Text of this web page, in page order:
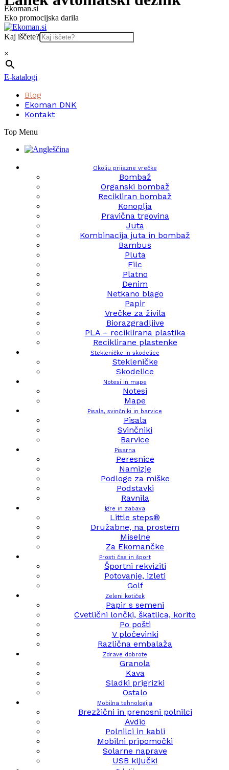
Skip
to
content
Ekoman.si
Eko promocijska darila
Kaj iščete?
×
E-katalogi
Blog
Ekoman DNK
Kontakt
Top Menu
Okolju prijazne vrečke
Bombaž
Organski bombaž
Recikliran bombaž
Konoplja
Pravična trgovina
Juta
Kombinacija juta in bombaž
Bambus
Pluta
Filc
Platno
Denim
Netkano blago
Papir
Vrečke za živila
Biorazgradljive
PLA – reciklirana plastika
Reciklirane plastenke
Stekleničke in skodelice
Stekleničke
Skodelice
Notesi in mape
Notesi
Mape
Pisala, svinčniki in barvice
Pisala
Svinčniki
Barvice
Pisarna
Peresnice
Namizje
Podloge za miške
Podstavki
Ravnila
Igre in zabava
Little steps®
Družabne, na prostem
Miselne
Za Ekomančke
Prosti čas in šport
Športni rekviziti
Potovanje, izleti
Golf
Zeleni kotiček
Papir s semeni
Cvetlični lončki, škatlica, korito
Po pošti
V pločevinki
Različna embalaža
Zdrave dobrote
Granola
Kava
Sladki prigrizki
Ostalo
Mobilna tehnologija
Brezžični in prenosni polnilci
Avdio
Polnilci in kabli
Mobilni pripomočki
Solarne naprave
USB ključki